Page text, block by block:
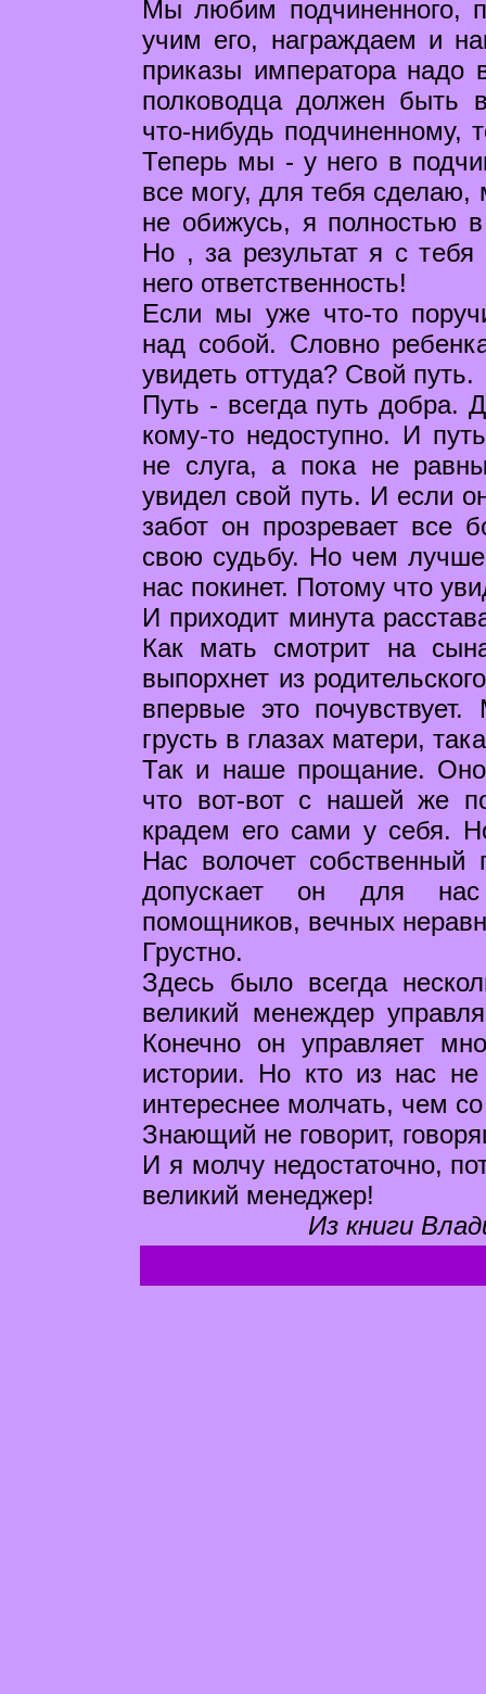
Мы любим подчиненного,
учим его, награждаем и
приказы императора надо
полководца должен быть
что-нибудь
Теперь мы - у него в
все могу, для тебя
не обижусь, я полностью
Но , за результат я с
него ответственность!
Если мы уже что-то
над собой. Словно
увидеть оттуда? Свой путь.
Путь - всегда путь добра.
кому-то недоступно. И
не слуга, а пока не
увидел свой путь. И если
забот он прозревает все
свою судьбу. Но чем
нас покинет. Потому что
И приходит минута
Как мать смотрит на
выпорхнет из
впервые это
грусть в глазах матери,
Так и наше прощание.
что вот-вот с нашей же
крадем его сами у себя.
Нас волочет
допускает он для
помощников, вечных
Грустно.
Здесь было всегда
великий менеждер
Конечно он управляет
истории. Но кто из нас
интереснее молчать, чем
Знающий не говорит,
И я молчу недостаточно,
великий менеджер!
Из книги